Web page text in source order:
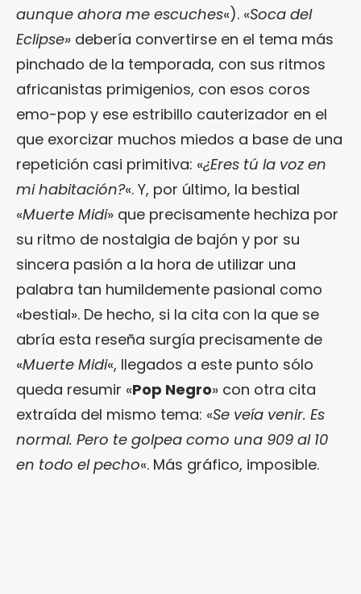
aunque ahora me escuches«). «Soca del
Eclipse» debería convertirse en el tema más
pinchado de la temporada, con sus ritmos
africanistas primigenios, con esos coros
emo-pop y ese estribillo cauterizador en el
que exorcizar muchos miedos a base de una
repetición casi primitiva: «¿Eres tú la voz en
mi habitación?«. Y, por último, la bestial
«Muerte Midi» que precisamente hechiza por
su ritmo de nostalgia de bajón y por su
sincera pasión a la hora de utilizar una
palabra tan humildemente pasional como
«bestial». De hecho, si la cita con la que se
abría esta reseña surgía precisamente de
«Muerte Midi«, llegados a este punto sólo
queda resumir «Pop Negro» con otra cita
extraída del mismo tema: «Se veía venir. Es
normal. Pero te golpea como una 909 al 10
en todo el pecho«. Más gráfico, imposible.